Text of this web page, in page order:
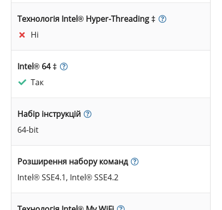
Технологія Intel® Hyper-Threading ‡
Ні
Intel® 64 ‡
Так
Набір інструкцій
64-bit
Розширення набору команд
Intel® SSE4.1, Intel® SSE4.2